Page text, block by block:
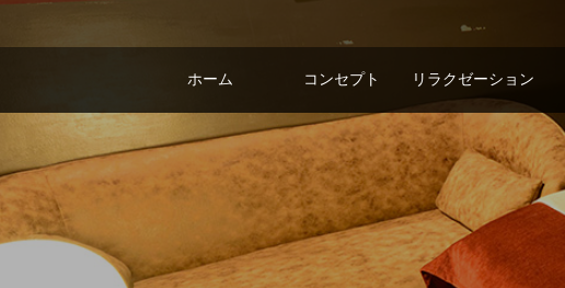
ホーム コンセプト リラクゼーション